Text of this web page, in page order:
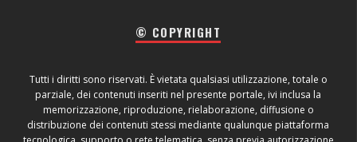
© COPYRIGHT
Tutti i diritti sono riservati. È vietata qualsiasi utilizzazione, totale o
parziale, dei contenuti inseriti nel presente portale, ivi inclusa la
memorizzazione, riproduzione, rielaborazione, diffusione o
distribuzione dei contenuti stessi mediante qualunque piattaforma